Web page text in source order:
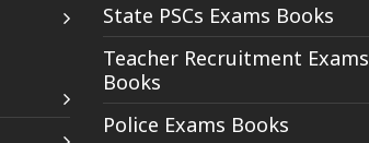
State PSCs Exams Books
Teacher Recruitment Exams
Books
Police Exams Books